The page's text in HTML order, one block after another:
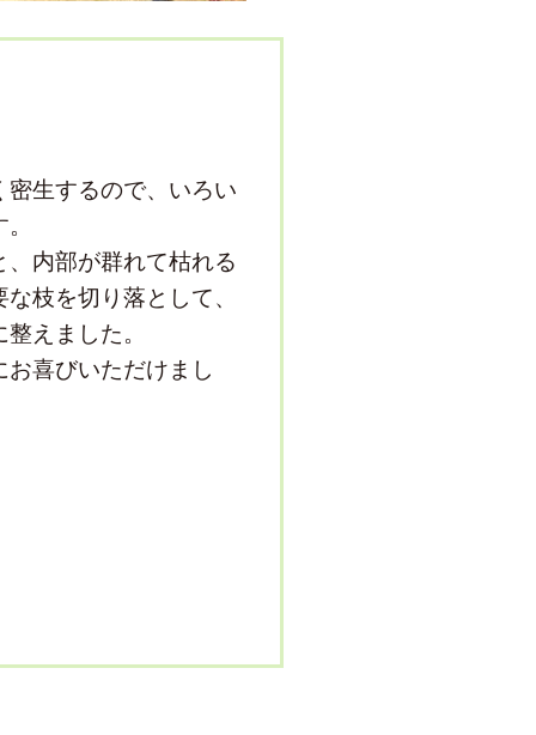
生するので、いろい
内部が群れて枯れる
枝を切り落として、
えました。
喜びいただけまし